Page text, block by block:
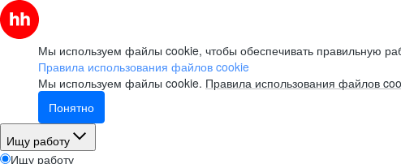
Мы используем файлы cookie, чтобы обеспечивать правильную
Правила использования файлов cookie
Мы используем файлы cookie. Правила использования файлов
Понятно
Ищу работу
Ищу работу